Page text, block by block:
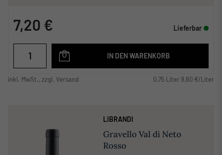
7,20 € Lieferbar
IN DEN WARENKORB
inkl. MwSt., zzgl. Versand 0,75 Liter 9,60 €/Liter
LIBRANDI
Gravello Val di Neto
Rosso